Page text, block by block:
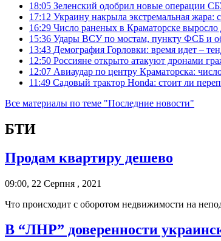
18:05 Зеленский одобрил новые операции
17:12 Украину накрыла экстремальная жара:
16:29 Число раненых в Краматорске
15:36 Удары ВСУ по мостам, пункту ФСБ и
13:43 Демография Горловки: время идет –
12:50 Россияне открыто атакуют дронами
12:07 Авиаудар по центру Краматорска:
11:49 Садовый трактор Honda: стоит ли
Все материалы по теме "Последние новости"
БТИ
Продам квартиру дешево
09:00, 22 Серпня , 2021
Что происходит с оборотом недвижимости на
В “ЛНР” доверенности